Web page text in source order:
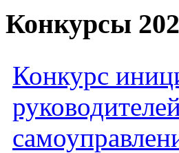
Конкурсы
Конкурс